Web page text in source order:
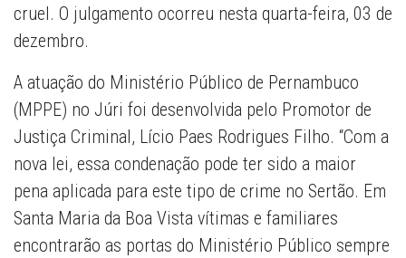
cruel. O julgamento ocorreu nesta quarta-feira, 03 de
dezembro.
A atuação do Ministério Público de Pernambuco
(MPPE) no Júri foi desenvolvida pelo Promotor de
Justiça Criminal, Lício Paes Rodrigues Filho. “Com a
nova lei, essa condenação pode ter sido a maior
pena aplicada para este tipo de crime no Sertão. Em
Santa Maria da Boa Vista vítimas e familiares
encontrarão as portas do Ministério Público sempre